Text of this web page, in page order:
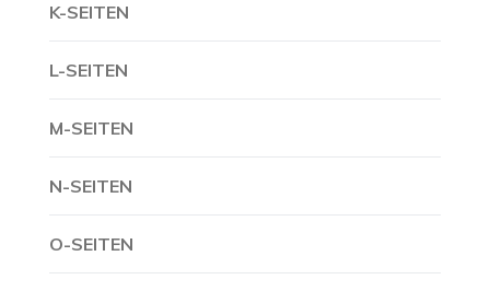
K-SEITEN
L-SEITEN
M-SEITEN
N-SEITEN
O-SEITEN